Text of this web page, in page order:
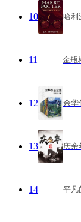
10 哈利
11 金瓶
12 余华
13 庆余
14 平凡